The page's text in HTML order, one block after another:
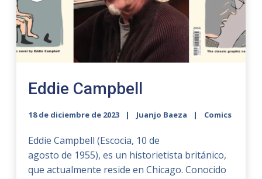
Eddie Campbell
18 de diciembre de 2023 Juanjo Baeza Comics
Eddie Campbell (Escocia, 10 de
agosto de 1955), es un historietista británico,
que actualmente reside en Chicago. Conocido